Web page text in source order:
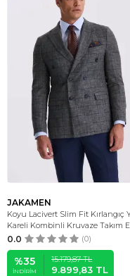
JAKAMEN
Koyu Lacivert Slim Fit Kırlangıç
Kareli Kombinli Kruvaze Takım
0.0 (0)
%35
İNDIRIM
15.179,87TL
9.899,83 TL